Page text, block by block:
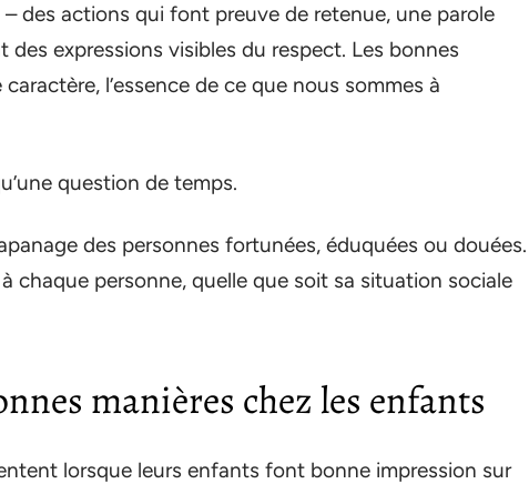
des actions qui font preuve de retenue, une parole
expressions visibles du respect. Les bonnes
l’essence de ce que nous sommes à
question de temps.
des personnes fortunées, éduquées ou douées.
chaque personne, quelle que soit sa situation sociale
manières chez les enfants
lorsque leurs enfants font bonne impression sur